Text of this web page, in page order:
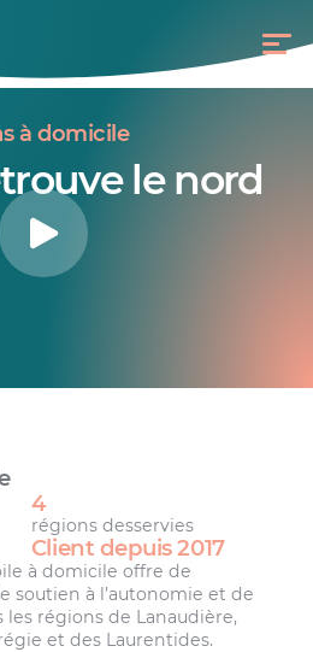
à domicile
le nord
4
régions desservies
Client depuis 2017
à domicile offre de
soutien à l’autonomie et de
régions de Lanaudière,
et des Laurentides.